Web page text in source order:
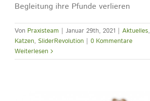
Begleitung ihre Pfunde verlieren
Von Praxisteam | Januar 29th, 2021 | Aktuelles,
Katzen, SliderRevolution | 0 Kommentare
Weiterlesen